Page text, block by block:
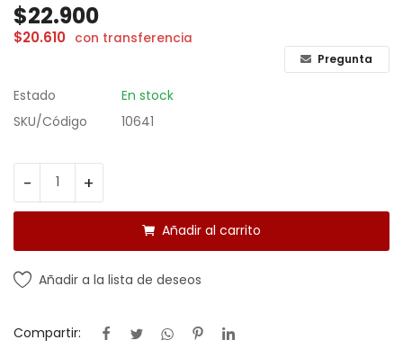
Contacto
Registrarse
$22.900
$20.610 con transferencia
Pregunta
Estado
En stock
SKU/Código
10641
- +
Añadir al carrito
Añadir a la lista de deseos
Compartir: